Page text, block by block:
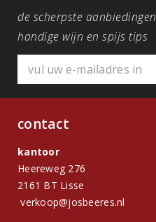
de scherpste aanbiedingen
handige wijn en spijs tips
contact
kantoor
Heereweg 276
2161 BT Lisse
verkoop@josbeeres.nl